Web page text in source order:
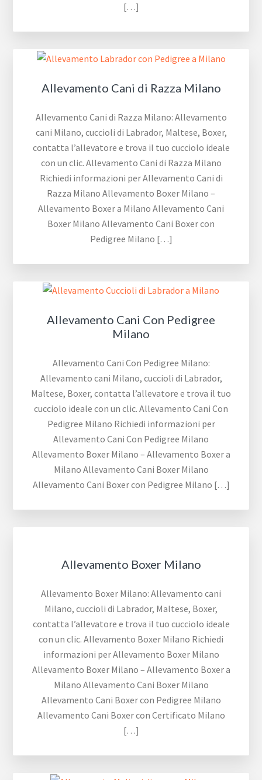
[…]
Allevamento Cani di Razza Milano
Allevamento Cani di Razza Milano: Allevamento
cani Milano, cuccioli di Labrador, Maltese, Boxer,
contatta l’allevatore e trova il tuo cucciolo ideale
con un clic. Allevamento Cani di Razza Milano
Richiedi informazioni per Allevamento Cani di
Razza Milano Allevamento Boxer Milano –
Allevamento Boxer a Milano Allevamento Cani
Boxer Milano Allevamento Cani Boxer con
Pedigree Milano […]
Allevamento Cani Con Pedigree
Milano
Allevamento Cani Con Pedigree Milano:
Allevamento cani Milano, cuccioli di Labrador,
Maltese, Boxer, contatta l’allevatore e trova il tuo
cucciolo ideale con un clic. Allevamento Cani Con
Pedigree Milano Richiedi informazioni per
Allevamento Cani Con Pedigree Milano
Allevamento Boxer Milano – Allevamento Boxer a
Milano Allevamento Cani Boxer Milano
Allevamento Cani Boxer con Pedigree Milano […]
Allevamento Boxer Milano
Allevamento Boxer Milano: Allevamento cani
Milano, cuccioli di Labrador, Maltese, Boxer,
contatta l’allevatore e trova il tuo cucciolo ideale
con un clic. Allevamento Boxer Milano Richiedi
informazioni per Allevamento Boxer Milano
Allevamento Boxer Milano – Allevamento Boxer a
Milano Allevamento Cani Boxer Milano
Allevamento Cani Boxer con Pedigree Milano
Allevamento Cani Boxer con Certificato Milano
[…]